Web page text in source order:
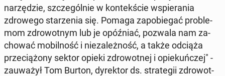
narzędzie, szczegól­nie w kon­tekś­cie wspiera­nia
zdrowego starzenia się. Pomaga za­po­b­ie­gać prob­le­
mom zdrowot­nym lub je opóź­ni­ać, pozwala nam za­
chować mo­bil­ność i nieza­leżność, a także odciąża
prze­ciążony sektor opieki zdrowot­nej i opiekuńczej" -
za­uważył Tom Burton, dyrek­tor ds. strate­gii zdrowot­